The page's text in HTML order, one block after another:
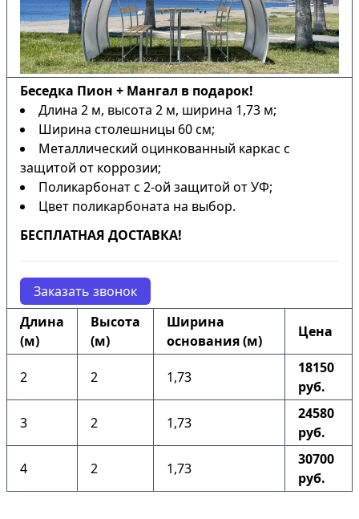
Беседка Пион + Мангал в подарок!
Длина 2 м, высота 2 м, ширина 1,73 м;
Ширина столешницы 60 см;
Металлический оцинкованный каркас с
защитой от коррозии;
Поликарбонат с 2-ой защитой от УФ;
Цвет поликарбоната на выбор.
БЕСПЛАТНАЯ ДОСТАВКА!
Заказать звонок
Длина
(м)
Высота
(м)
Ширина
основания (м)
Цена
2 2 1,73
18150
руб.
3 2 1,73
24580
руб.
4 2 1,73
30700
руб.